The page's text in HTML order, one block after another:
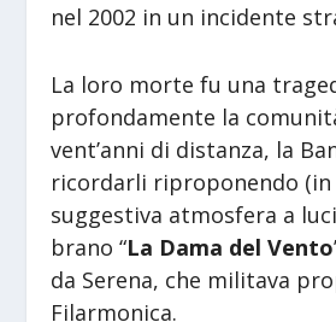
nel 2002 in un incidente
La loro morte fu una
profondamente la
vent’anni di distanza, la
ricordarli riproponendo (in
suggestiva atmosfera a
brano “La Dama del Vento
da Serena, che militava
Filarmonica.